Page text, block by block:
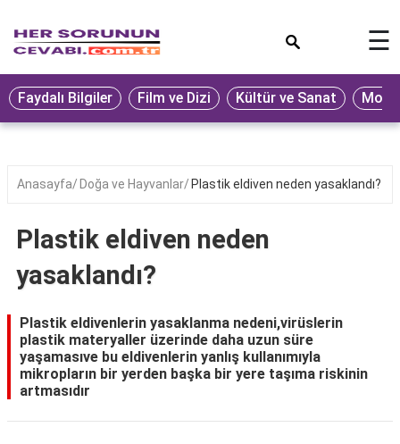
Eğitim
Ekonomi
Seyahat
Oyun
Yaşam
Hukuk
Blog
☰
Faydalı Bilgiler Film ve Dizi Kültür ve Sanat
Anasayfa Doğa ve Hayvanlar Plastik eldiven neden yasaklandı?
Plastik eldiven neden
yasaklandı?
Plastik eldivenlerin yasaklanma nedeni,virüslerin
plastik materyaller üzerinde daha uzun süre
yaşamasıve bu eldivenlerin yanlış kullanımıyla
mikropların bir yerden başka bir yere taşıma riskinin
artmasıdır